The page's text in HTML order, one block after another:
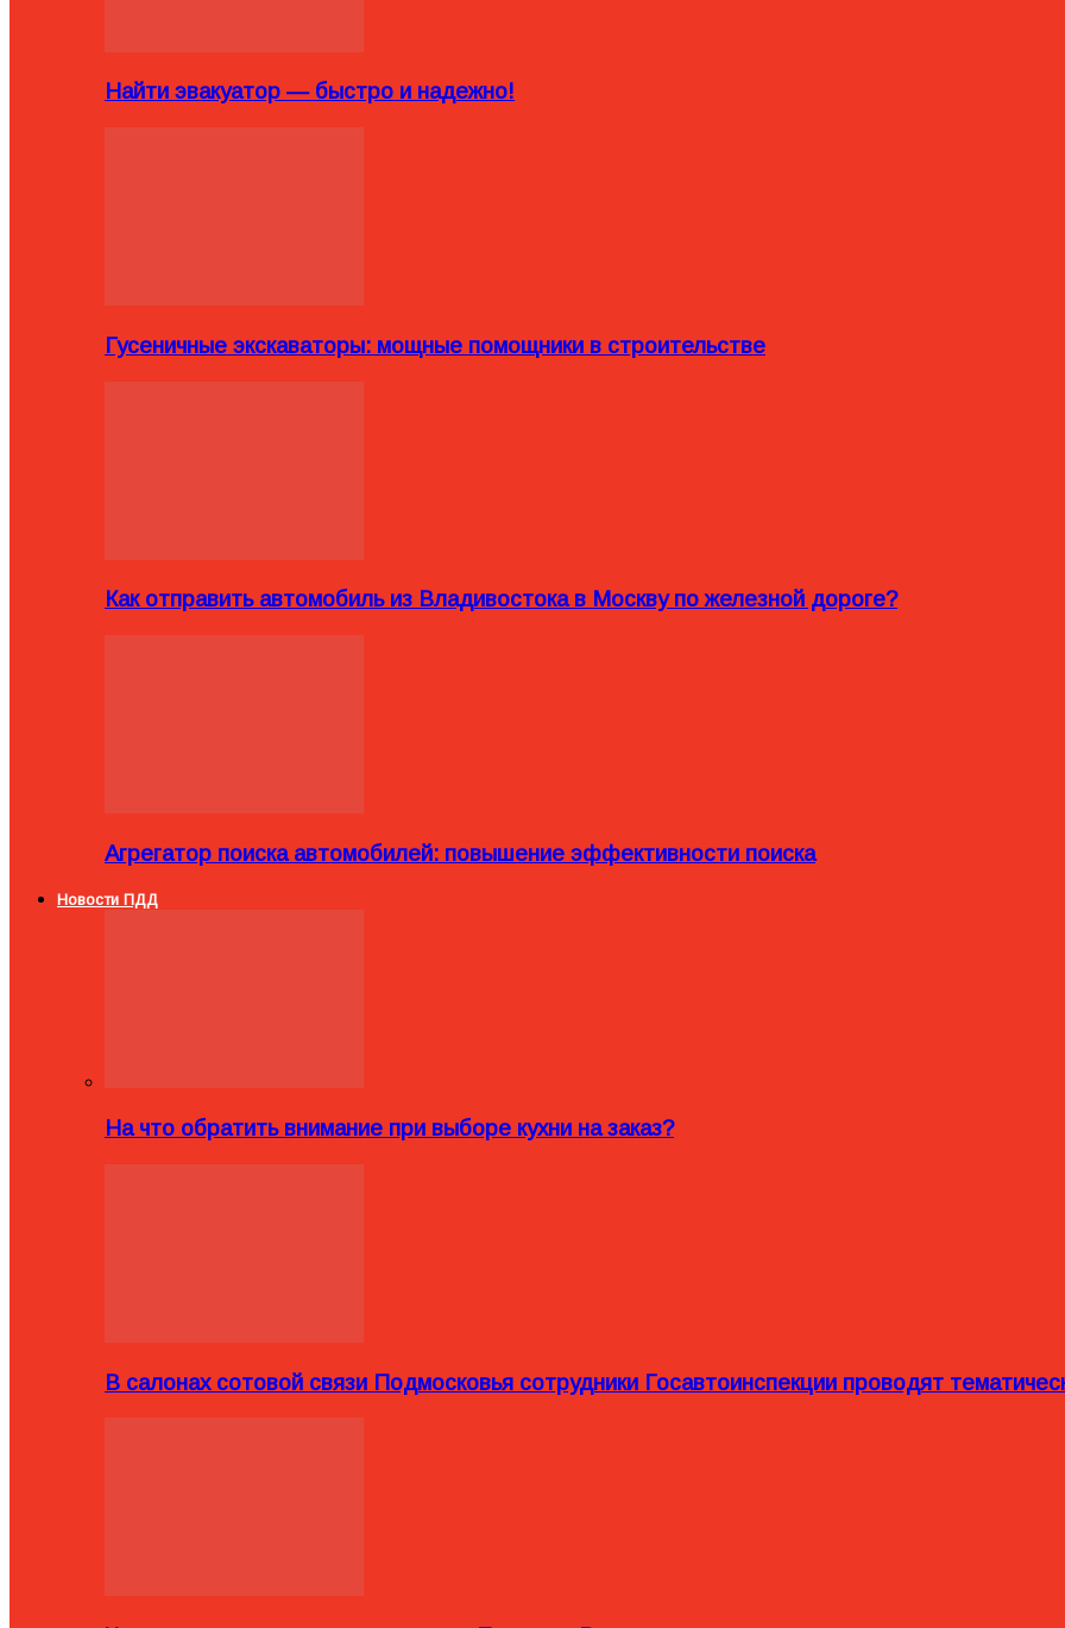
Найти эвакуатор — быстро и надежно!
Гусеничные экскаваторы: мощные помощники в строительстве
Как отправить автомобиль из Владивостока в Москву по железной дороге?
Агрегатор поиска автомобилей: повышение эффективности поиска
Новости ПДД
На что обратить внимание при выборе кухни на заказ?
В салонах сотовой связи Подмосковья сотрудники Госавтоинспекции проводят